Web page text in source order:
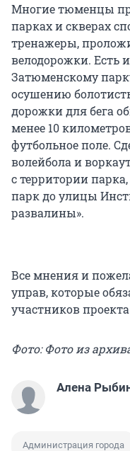
Многие тюменцы
парках и скверах
тренажеры,
велодорожки. Есть
Затюменскому
осушению
дорожки для бега
менее 10
футбольное поле.
волейбола и
с территории
парк до улицы
развалины».
Все мнения и
управ, которые
участников
Фото: Фото из
Алена
Администрация города